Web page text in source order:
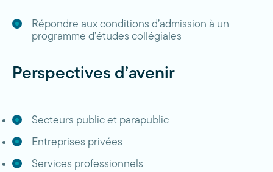
Répondre aux conditions d’admission à un
programme d’études collégiales
Perspectives d’avenir
Secteurs public et parapublic
Entreprises privées
Services professionnels